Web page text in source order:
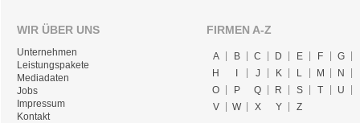
WIR ÜBER UNS
Unternehmen
Leistungspakete
Mediadaten
Jobs
Impressum
Kontakt
FIRMEN A-Z
A B C D E F
G
H
I J K L M
N
O
P Q R S T
U
V
W X Y Z